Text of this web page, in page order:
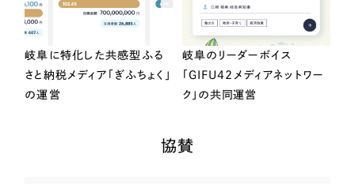
岐阜に特化した共感型ふる
さと納税メディア「ぎふちょく」
の運営
岐阜のリーダーボイス
「GIFU42メディアネットワー
ク」の共同運営
協賛